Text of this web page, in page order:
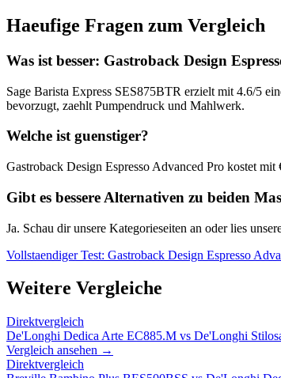
Haeufige Fragen zum Vergleich
Was ist besser: Gastroback Design
Sage Barista Express SES875BTR erzielt mit 4.6/5
bevorzugt, zaehlt Pumpendruck und Mahlwerk.
Welche ist guenstiger?
Gastroback Design Espresso Advanced Pro kostet mit
Gibt es bessere Alternativen zu beiden
Ja. Schau dir unsere Kategorieseiten an oder lies
Vollstaendiger Test: Gastroback Design Espresso
Weitere Vergleiche
Direktvergleich
De'Longhi Dedica Arte EC885.M vs De'Longhi
Vergleich ansehen →
Direktvergleich